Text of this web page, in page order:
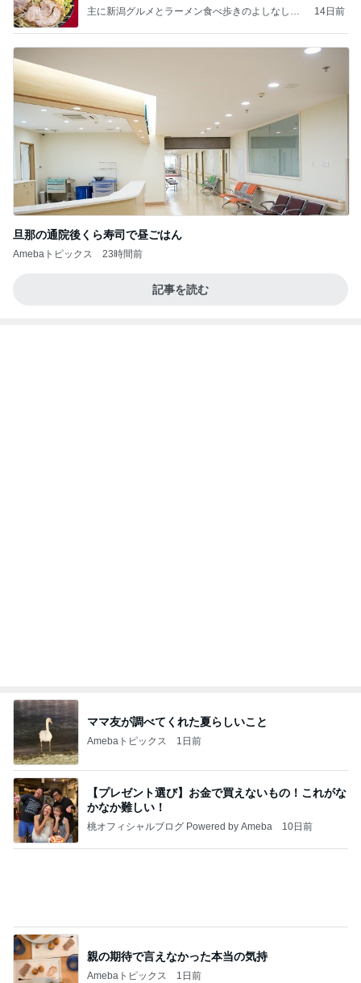
主に新潟グルメとラーメン食べ歩きのよしなしご
14日前
旦那の通院後くら寿司で昼ごはん
Amebaトピックス 23時間前
記事を読む
ママ友が調べてくれた夏らしいこと
Amebaトピックス 1日前
【プレゼント選び】お金で買えないもの！これがな
かなか難しい！
桃オフィシャルブログ Powered by Ameba 10日前
親の期待で言えなかった本当の気持
Amebaトピックス 1日前